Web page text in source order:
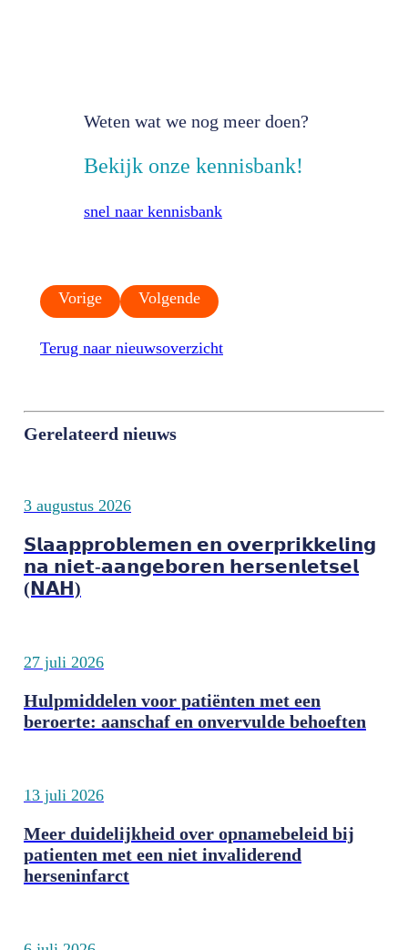
Weten wat we nog meer doen?
Bekijk onze kennisbank!
snel naar kennisbank
Vorige Volgende
Terug naar nieuwsoverzicht
Gerelateerd nieuws
3 augustus 2026
𝗦𝗹𝗮𝗮𝗽𝗽𝗿𝗼𝗯𝗹𝗲𝗺𝗲𝗻 𝗲𝗻 𝗼𝘃𝗲𝗿𝗽𝗿𝗶𝗸𝗸𝗲𝗹𝗶𝗻𝗴
𝗻𝗮 𝗻𝗶𝗲𝘁-𝗮𝗮𝗻𝗴𝗲𝗯𝗼𝗿𝗲𝗻 𝗵𝗲𝗿𝘀𝗲𝗻𝗹𝗲𝘁𝘀𝗲𝗹
(𝗡𝗔𝗛)
27 juli 2026
Hulpmiddelen voor patiënten met een
beroerte: aanschaf en onvervulde behoeften
13 juli 2026
Meer duidelijkheid over opnamebeleid bij
patienten met een niet invaliderend
herseninfarct